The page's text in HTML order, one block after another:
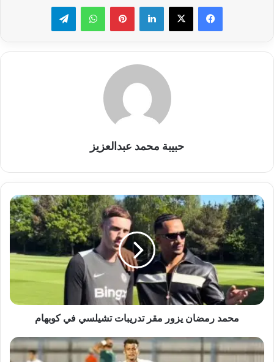
لينكدإن بينتيريستواتساب تيلقرام
حبيبة محمد عبدالعزيز
محمد
رمضان
يزور
مقر
تدريبات
تشيلسي
في
كوبهام
محمد رمضان يزور مقر تدريبات تشيلسي في كوبهام
المصري
يحسم